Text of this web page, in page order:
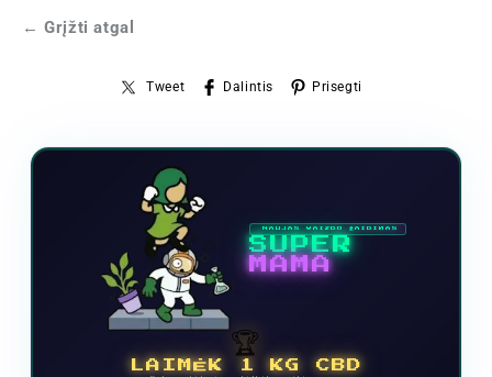
← Grįžti atgal
Tweet Dalintis Prisegti
NAUJAS VAIZDO ŽAIDIMAS
SUPER
MAMA
🏆
LAIMĖK 1 KG CBD